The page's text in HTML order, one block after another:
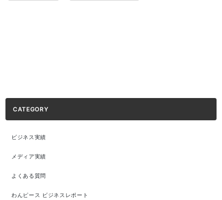
CATEGORY
ビジネス実績
メディア実績
よくある質問
わんピース ビジネスレポート